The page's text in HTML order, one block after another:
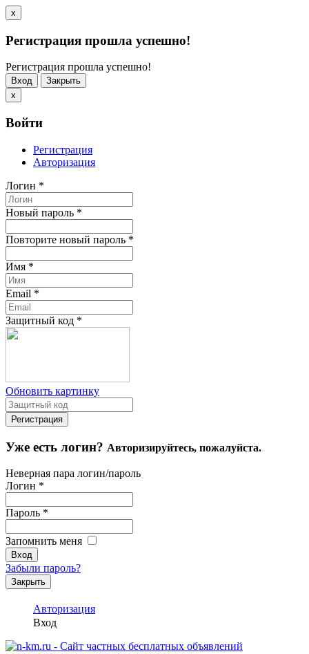
x
Регистрация прошла успешно!
Регистрация прошла успешно!
Вход
Закрыть
x
Войти
Регистрация
Авторизация
Логин *
Новый пароль *
Повторите новый пароль *
Имя *
Email *
Защитный код *
Обновить картинку
Уже есть логин? Авторизируйтесь, пожалуйста.
Неверная пара логин/пароль
Логин *
Пароль *
Запомнить меня
Забыли пароль?
Закрыть
Авторизация
Вход